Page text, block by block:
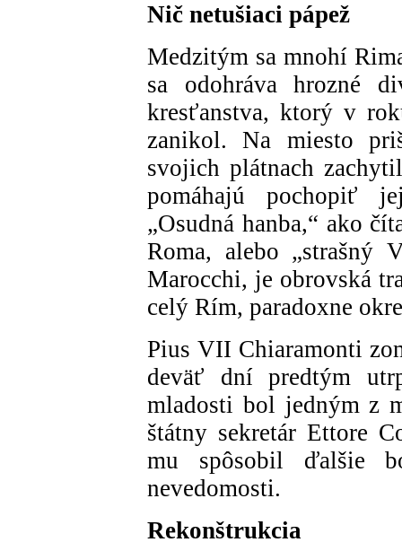
Nič netušiaci pápež
Medzitým sa mnohí
sa odohráva hrozné
kresťanstva, ktorý v
zanikol. Na miesto
svojich plátnach
pomáhajú pochopiť
„Osudná hanba,“ ako
Roma, alebo „strašný
Marocchi, je obrovská
celý Rím, paradoxne
Pius VII Chiaramonti
deväť dní predtým
mladosti bol jedným z
štátny sekretár Ettore
mu spôsobil ďalšie
nevedomosti.
Rekonštrukcia